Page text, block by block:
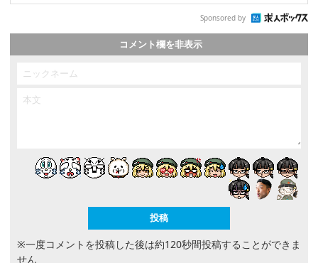
Sponsored by
コメント欄を非表示
※一度コメントを投稿した後は約120秒間投稿することができま
せん